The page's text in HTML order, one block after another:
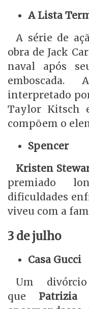
A Lista
A série de
obra de Jack
naval após
emboscada.
interpretado
Taylor Kitsch
compõem o
Spencer
Kristen
premiado
dificuldades
viveu com a
3 de julho
Casa Gucci
Um
que Patrizia